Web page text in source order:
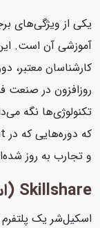
آموزشی آن است. این
کارشناسان معتبر،
روزافزون در صنعت
تکنولوژی‌ها نگه
و تجارب به روز
Skillshare (اسکیل شیر)
اسکیل‌شر یک پلتفرم